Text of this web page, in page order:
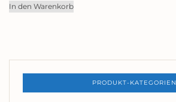
In den Warenkorb
PRODUKT-KATEGORIEN